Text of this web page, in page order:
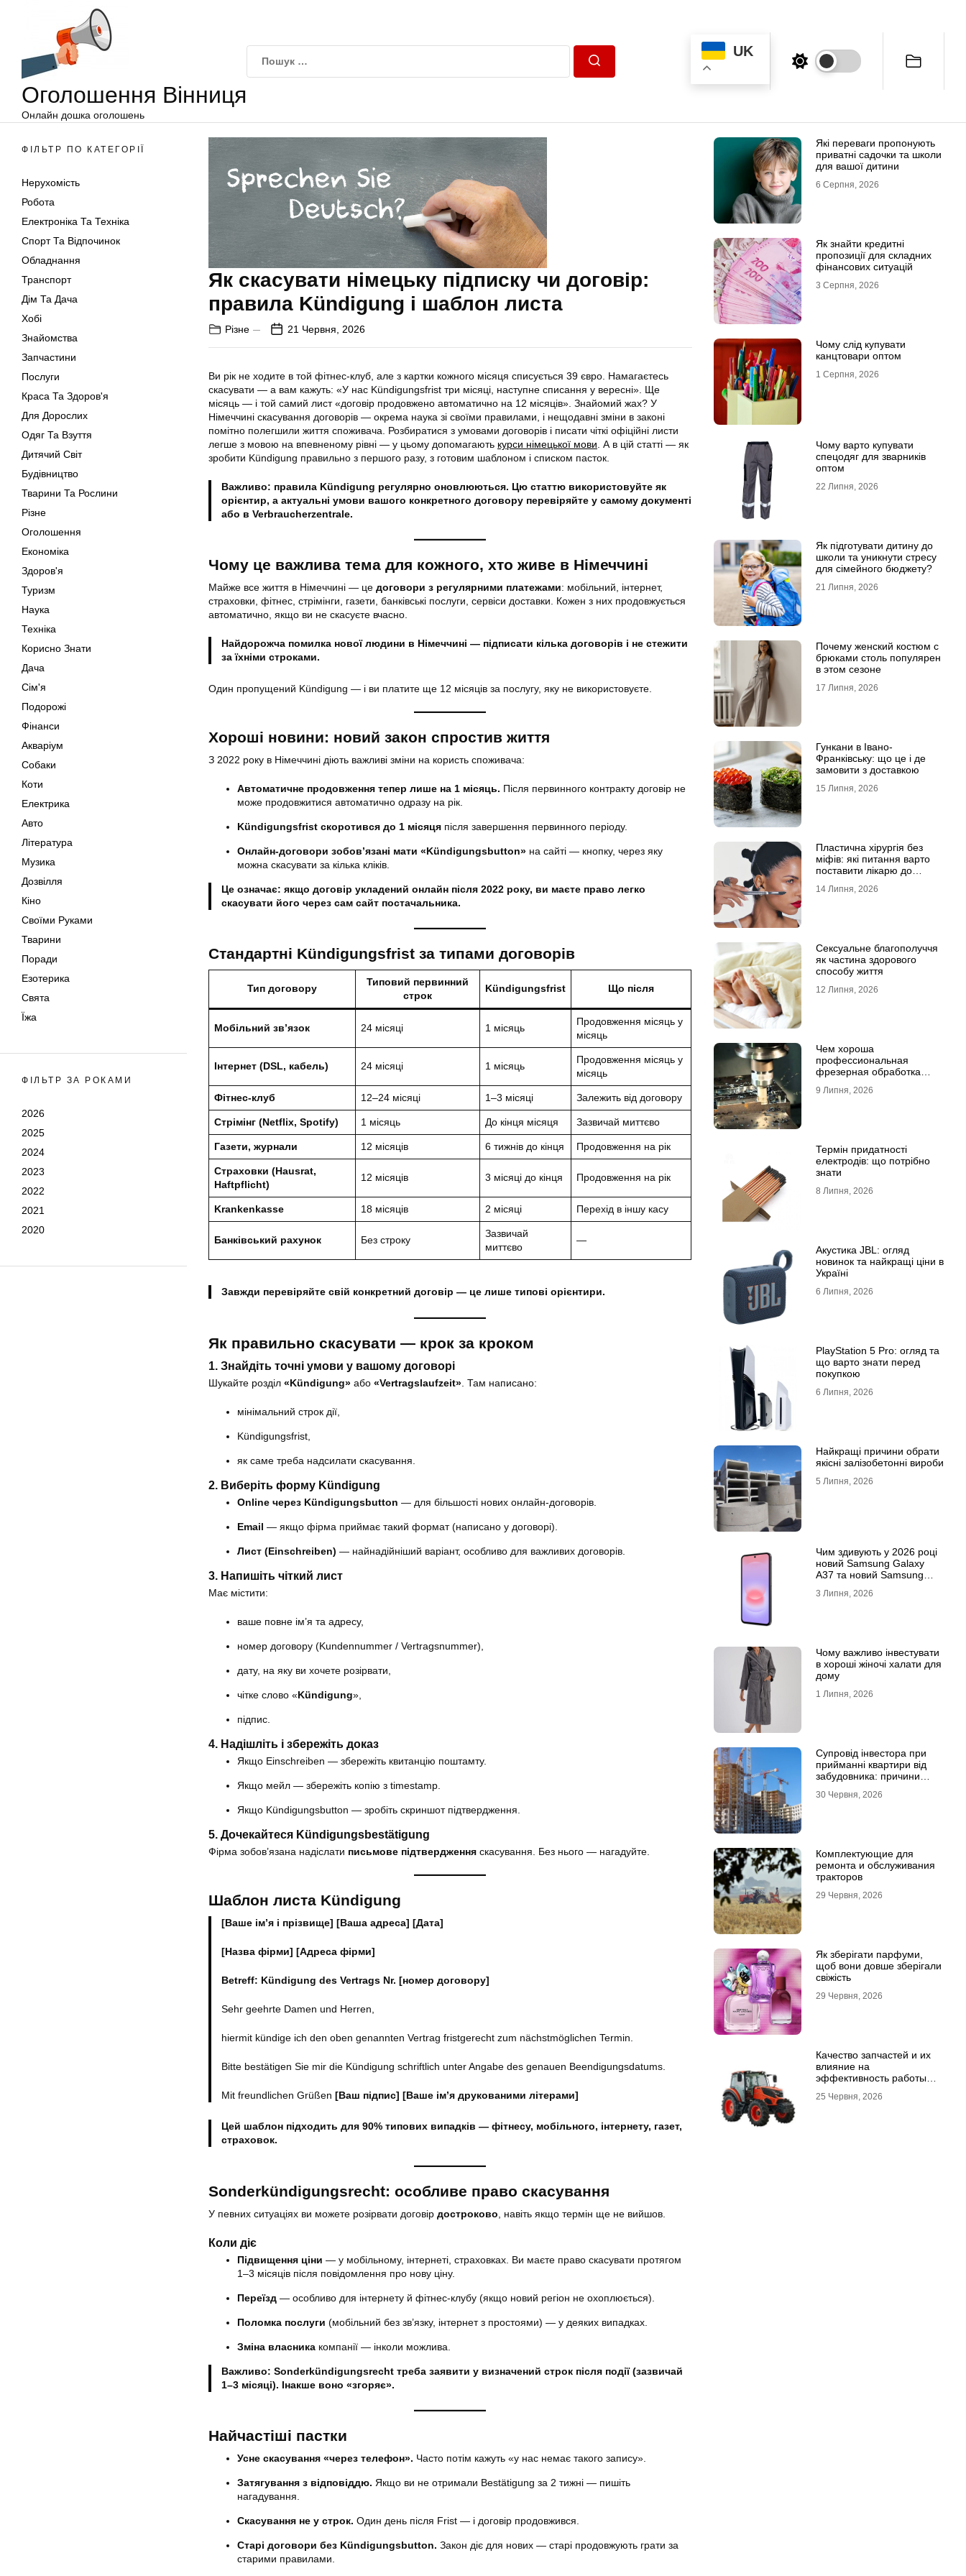
Оголошення Вінниця
Онлайн дошка оголошень
UK
ФІЛЬТР ПО КАТЕГОРІЇ
Нерухомість
Робота
Електроніка Та Техніка
Спорт Та Відпочинок
Обладнання
Транспорт
Дім Та Дача
Хобі
Знайомства
Запчастини
Послуги
Краса Та Здоров'я
Для Дорослих
Одяг Та Взуття
Дитячий Світ
Будівництво
Тварини Та Рослини
Різне
Оголошення
Економіка
Здоров'я
Туризм
Наука
Техніка
Корисно Знати
Дача
Сім'я
Подорожі
Фінанси
Акваріум
Собаки
Коти
Електрика
Авто
Література
Музика
Дозвілля
Кіно
Своїми Руками
Тварини
Поради
Езотерика
Свята
Їжа
ФІЛЬТР ЗА РОКАМИ
2026
2025
2024
2023
2022
2021
2020
Як скасувати німецьку підписку чи договір:
правила Kündigung і шаблон листа
Різне 21 Червня, 2026
Ви рік не ходите в той фітнес-клуб, але з картки кожного місяця списується 39 євро. Намагаєтесь
скасувати — а вам кажуть: «У нас Kündigungsfrist три місяці, наступне списання у вересні». Ще
місяць — і той самий лист «договір продовжено автоматично на 12 місяців». Знайомий жах? У
Німеччині скасування договорів — окрема наука зі своїми правилами, і нещодавні зміни в законі
помітно полегшили життя споживача. Розбиратися з умовами договорів і писати чіткі офіційні листи
легше з мовою на впевненому рівні — у цьому допомагають курси німецької мови . А в цій статті — як
зробити Kündigung правильно з першого разу, з готовим шаблоном і списком пасток.
Важливо: правила Kündigung регулярно оновлюються. Цю статтю використовуйте як
орієнтир, а актуальні умови вашого конкретного договору перевіряйте у самому документі
або в Verbraucherzentrale.
Чому це важлива тема для кожного, хто живе в Німеччині
Майже все життя в Німеччині — це договори з регулярними платежами: мобільний, інтернет,
страховки, фітнес, стрімінги, газети, банківські послуги, сервіси доставки. Кожен з них продовжується
автоматично, якщо ви не скасуєте вчасно.
Найдорожча помилка нової людини в Німеччині — підписати кілька договорів і не стежити
за їхніми строками.
Один пропущений Kündigung — і ви платите ще 12 місяців за послугу, яку не використовуєте.
Хороші новини: новий закон спростив життя
З 2022 року в Німеччині діють важливі зміни на користь споживача:
Автоматичне продовження тепер лише на 1 місяць. Після первинного контракту договір не
може продовжитися автоматично одразу на рік.
Kündigungsfrist скоротився до 1 місяця після завершення первинного періоду.
Онлайн-договори зобов’язані мати «Kündigungsbutton» на сайті — кнопку, через яку
можна скасувати за кілька кліків.
Це означає: якщо договір укладений онлайн після 2022 року, ви маєте право легко
скасувати його через сам сайт постачальника.
Стандартні Kündigungsfrist за типами договорів
Тип договору
Типовий первинний
строк
Kündigungsfrist Що після
Мобільний зв’язок 24 місяці 1 місяць
Продовження місяць у
місяць
Інтернет (DSL, кабель) 24 місяці 1 місяць
Продовження місяць у
місяць
Фітнес-клуб 12–24 місяці 1–3 місяці Залежить від договору
Стрімінг (Netflix, Spotify) 1 місяць До кінця місяця Зазвичай миттєво
Газети, журнали 12 місяців 6 тижнів до кінця Продовження на рік
Страховки (Hausrat,
Haftpflicht)
12 місяців 3 місяці до кінця Продовження на рік
Krankenkasse 18 місяців 2 місяці Перехід в іншу касу
Банківський рахунок Без строку
Зазвичай
миттєво
—
Завжди перевіряйте свій конкретний договір — це лише типові орієнтири.
Як правильно скасувати — крок за кроком
1. Знайдіть точні умови у вашому договорі
Шукайте розділ «Kündigung» або «Vertragslaufzeit» . Там написано:
мінімальний строк дії,
Kündigungsfrist,
як саме треба надсилати скасування.
2. Виберіть форму Kündigung
Onlinе через Kündigungsbutton — для більшості нових онлайн-договорів.
Email — якщо фірма приймає такий формат (написано у договорі).
Лист (Einschreiben) — найнадійніший варіант, особливо для важливих договорів.
3. Напишіть чіткий лист
Має містити:
ваше повне ім’я та адресу,
номер договору (Kundennummer / Vertragsnummer),
дату, на яку ви хочете розірвати,
чітке слово «Kündigung»,
підпис.
4. Надішліть і збережіть доказ
Якщо Einschreiben — збережіть квитанцію поштамту.
Якщо мейл — збережіть копію з timestamp.
Якщо Kündigungsbutton — зробіть скриншот підтвердження.
5. Дочекайтеся Kündigungsbestätigung
Фірма зобов’язана надіслати письмове підтвердження скасування. Без нього — нагадуйте.
Шаблон листа Kündigung
[Ваше ім’я і прізвище] [Ваша адреса] [Дата]
[Назва фірми] [Адреса фірми]
Betreff: Kündigung des Vertrags Nr. [номер договору]
Sehr geehrte Damen und Herren,
hiermit kündige ich den oben genannten Vertrag fristgerecht zum nächstmöglichen Termin.
Bitte bestätigen Sie mir die Kündigung schriftlich unter Angabe des genauen Beendigungsdatums.
Mit freundlichen Grüßen [Ваш підпис] [Ваше ім’я друкованими літерами]
Цей шаблон підходить для 90% типових випадків — фітнесу, мобільного, інтернету, газет,
страховок.
Sonderkündigungsrecht: особливе право скасування
У певних ситуаціях ви можете розірвати договір достроково , навіть якщо термін ще не вийшов.
Коли діє
Підвищення ціни — у мобільному, інтернеті, страховках. Ви маєте право скасувати протягом
1–3 місяців після повідомлення про нову ціну.
Переїзд — особливо для інтернету й фітнес-клубу (якщо новий регіон не охоплюється).
Поломка послуги (мобільний без зв’язку, інтернет з простоями) — у деяких випадках.
Зміна власника компанії — інколи можлива.
Важливо: Sonderkündigungsrecht треба заявити у визначений строк після події (зазвичай
1–3 місяці). Інакше воно «згоряє».
Найчастіші пастки
Усне скасування «через телефон». Часто потім кажуть «у нас немає такого запису».
Затягування з відповіддю. Якщо ви не отримали Bestätigung за 2 тижні — пишіть
нагадування.
Скасування не у строк. Один день після Frist — і договір продовжився.
Старі договори без Kündigungsbutton. Закон діє для нових — старі продовжують грати за
старими правилами.
Які переваги пропонують
приватні садочки та школи
для вашої дитини
6 Серпня, 2026
Як знайти кредитні
пропозиції для складних
фінансових ситуацій
3 Серпня, 2026
Чому слід купувати
канцтовари оптом
1 Серпня, 2026
Чому варто купувати
спецодяг для зварників
оптом
22 Липня, 2026
Як підготувати дитину до
школи та уникнути стресу
для сімейного бюджету?
21 Липня, 2026
Почему женский костюм с
брюками столь популярен
в этом сезоне
17 Липня, 2026
Гункани в Івано-
Франківську: що це і де
замовити з доставкою
15 Липня, 2026
Пластична хірургія без
міфів: які питання варто
поставити лікарю до
14 Липня, 2026
Сексуальне благополуччя
як частина здорового
способу життя
12 Липня, 2026
Чем хороша
профессиональная
фрезерная обработка
9 Липня, 2026
Термін придатності
електродів: що потрібно
знати
8 Липня, 2026
Акустика JBL: огляд
новинок та найкращі ціни в
Україні
6 Липня, 2026
PlayStation 5 Pro: огляд та
що варто знати перед
покупкою
6 Липня, 2026
Найкращі причини обрати
якісні залізобетонні вироби
5 Липня, 2026
Чим здивують у 2026 році
новий Samsung Galaxy
A37 та новий Samsung
3 Липня, 2026
Чому важливо інвестувати
в хороші жіночі халати для
дому
1 Липня, 2026
Супровід інвестора при
прийманні квартири від
забудовника: причини
30 Червня, 2026
Комплектующие для
ремонта и обслуживания
тракторов
29 Червня, 2026
Як зберігати парфуми,
щоб вони довше зберігали
свіжість
29 Червня, 2026
Качество запчастей и их
влияние на
эффективность работы
25 Червня, 2026